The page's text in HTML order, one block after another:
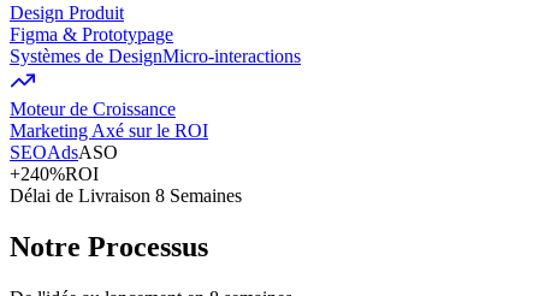
Design Produit
Figma & Prototypage
Systèmes de DesignMicro-interactions
Moteur de Croissance
Marketing Axé sur le ROI
SEOAdsASO
+240%ROI
Délai de Livraison 8 Semaines
Notre Processus